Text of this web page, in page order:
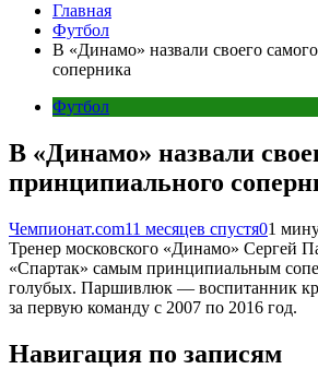
Главная
Футбол
В «Динамо» назвали своего
соперника
Футбол
В «Динамо» назвали
принципиального
Чемпионат.com11 месяцев спустя01
Тренер московского «Динамо» Сергей
«Спартак» самым принципиальным
голубых. Паршивлюк — воспитанник
за первую команду с 2007 по 2016 год.
Навигация по записям